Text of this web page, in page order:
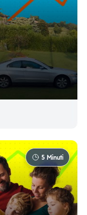
parte è
5 Minuti